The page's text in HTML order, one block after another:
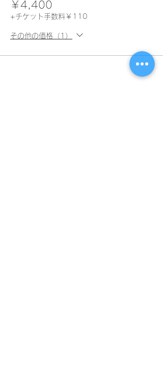
￥4,400
+チケット手数料￥110
その他の価格（1）